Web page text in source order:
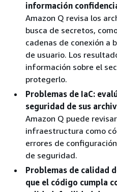
información
Amazon Q revisa los
busca de secretos,
cadenas de conexión a
de usuario. Los
información sobre el
protegerlo.
Problemas de IaC:
seguridad de sus
Amazon Q puede
infraestructura como
errores de
de seguridad.
Problemas de calidad
que el código cumpla